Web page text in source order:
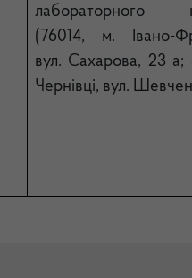
лабораторного
(76014, м. Івано-
вул. Сахарова, 23
Чернівці, вул.